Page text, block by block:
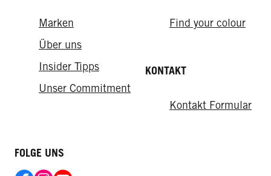
Marken
Über uns
Insider Tipps
Unser Commitment
Find your colour
KONTAKT
Kontakt Formular
FOLGE UNS